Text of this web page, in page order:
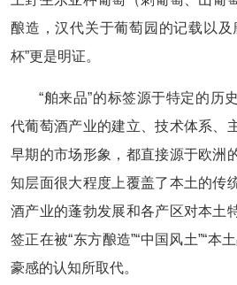
酿造，汉代关于葡萄园的记载以
杯”更是明证。
“舶来品”的标签源于特定的历
代葡萄酒产业的建立、技术体系、
早期的市场形象，都直接源于欧洲
知层面很大程度上覆盖了本土的传
酒产业的蓬勃发展和各产区对本土
签正在被“东方酿造”“中国风土”“本
豪感的认知所取代。